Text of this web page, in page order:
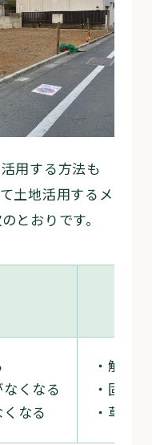
用する方法も
土地活用するメ
とおりです。
くなる
なる
・解体
・固定
・草取